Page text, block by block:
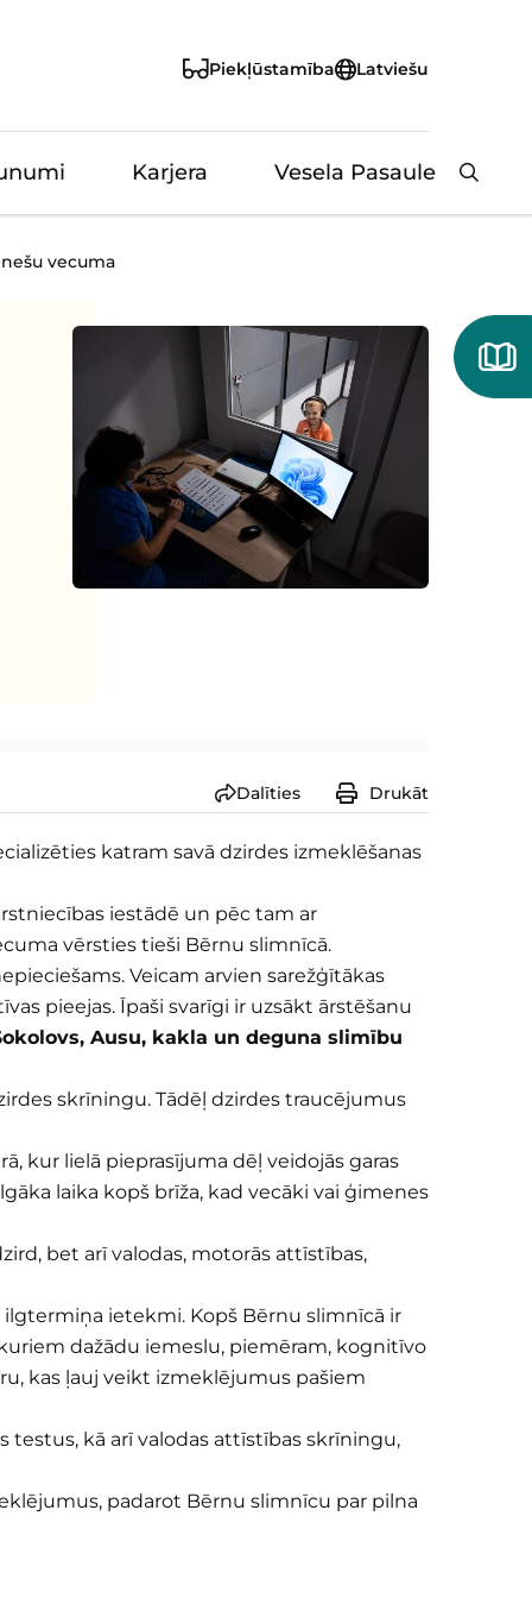
Piekļūstamība Latviešu
Karjera Vesela Pasaule
Aizvērt
vecuma
Dalīties Drukāt
katram savā dzirdes izmeklēšanas
iestādē un pēc tam ar
vērsties tieši Bērnu slimnīcā.
Veicam arvien sarežģītākas
pieejas. Īpaši svarīgi ir uzsākt ārstēšanu
Ausu, kakla un deguna slimību
skrīningu. Tādēļ dzirdes traucējumus
kur lielā pieprasījuma dēļ veidojās garas
laika kopš brīža, kad vecāki vai ģimenes
bet arī valodas, motorās attīstības,
ilgtermiņa ietekmi. Kopš Bērnu slimnīcā ir
dažādu iemeslu, piemēram, kognitīvo
kas ļauj veikt izmeklējumus pašiem
testus, kā arī valodas attīstības skrīningu,
padarot Bērnu slimnīcu par pilna